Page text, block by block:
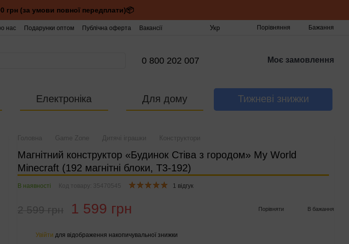
грн (за умови повної передплати)📦
нас Подарунки оптом Публічна оферта Вакансії Укр Порівняння Бажання
0 800 202 007 Моє замовлення
Електроніка Для дому Тижневі знижки
Головна Game Zone Дитячі іграшки Конструктори
Магнітний конструктор «Будинок Стіва з городом» My World
Minecraft (192 магнітні блоки, T3-192‌)
В наявності Код товару: 35470545 1 відгук
1 599 грн
2 599 грн Порівняти В бажання
Увійти для відображення накопичувальної знижки